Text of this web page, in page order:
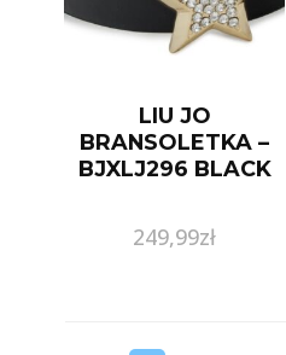
LIU JO
BRANSOLETKA –
BJXLJ296 BLACK
249,99zł